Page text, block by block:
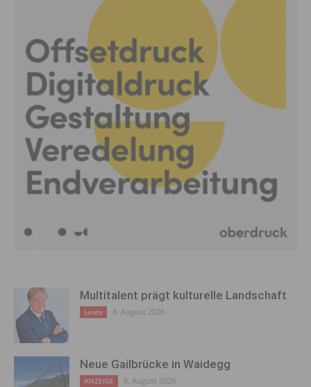
Multitalent prägt kulturelle Landschaft
Leute 8. August 2026
Neue Gailbrücke in Waidegg
ANZEIGE 8. August 2026